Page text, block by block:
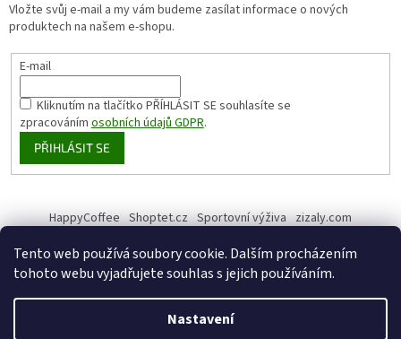
Tento web používá soubory cookie. Dalším procházením
tohoto webu vyjadřujete souhlas s jejich používáním.
Nastavení
Vložte svůj e-mail a my vám budeme zasílat informace o nových
produktech na našem e-shopu.
E-mail
Kliknutím na tlačítko PŘÍHLÁSIT SEsouhlasíte se
zpracovánímosobních údajů GDPR.
PŘIHLÁSIT SE
HappyCoffee Shoptet.cz Sportovní výživa zizaly.com